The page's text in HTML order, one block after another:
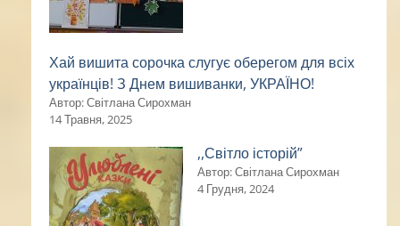
Хай вишита сорочка слугує оберегом для всіх
українців! З Днем вишиванки, УКРАЇНО!
Автор: Світлана Сирохман
14 Травня, 2025
,,Світло історій”
Автор: Світлана Сирохман
4 Грудня, 2024